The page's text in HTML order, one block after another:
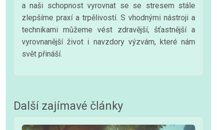
a naši schopnost vyrovnat se se stresem stále
zlepšíme praxí a trpělivostí. S vhodnými nástroji a
technikami můžeme vést zdravější, šťastnější a
vyrovnanější život i navzdory výzvám, které nám
svět přináší.
Další zajímavé články